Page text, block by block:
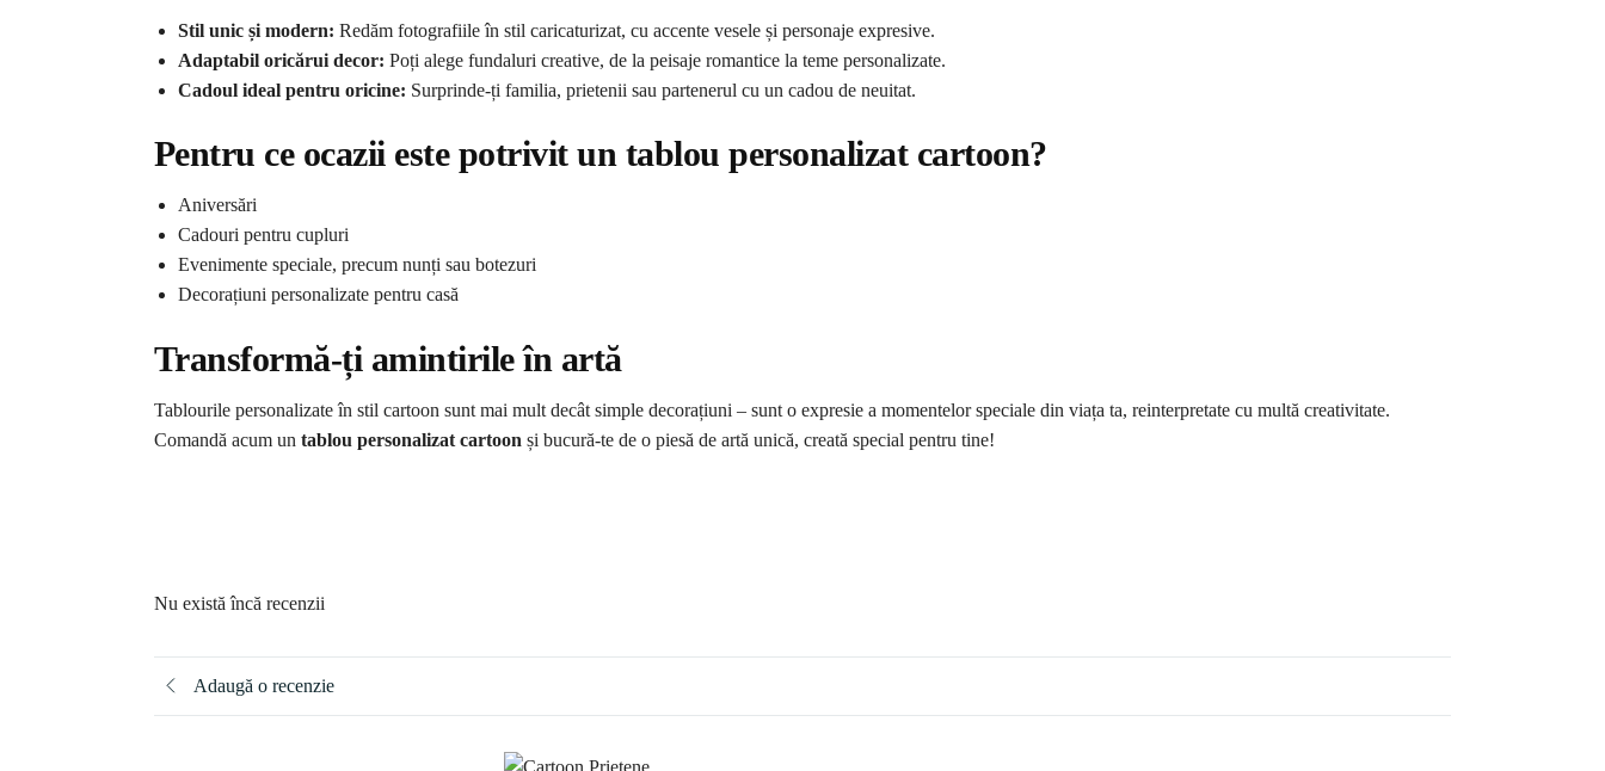
Stil unic și modern: Redăm fotografiile în stil caricaturizat, cu accente vesele și personaje expresive.
Adaptabil oricărui decor: Poți alege fundaluri creative, de la peisaje romantice la teme personalizate.
Cadoul ideal pentru oricine: Surprinde-ți familia, prietenii sau partenerul cu un cadou de neuitat.
Pentru ce ocazii este potrivit un tablou personalizat cartoon?
Aniversări
Cadouri pentru cupluri
Evenimente speciale, precum nunți sau botezuri
Decorațiuni personalizate pentru casă
Transformă-ți amintirile în artă
Tablourile personalizate în stil cartoon sunt mai mult decât simple decorațiuni – sunt o expresie a momentelor speciale din viața ta, reinterpretate cu multă creativitate.
Comandă acum un tablou personalizat cartoon și bucură-te de o piesă de artă unică, creată special pentru tine!
Nu există încă recenzii
Adaugă o recenzie